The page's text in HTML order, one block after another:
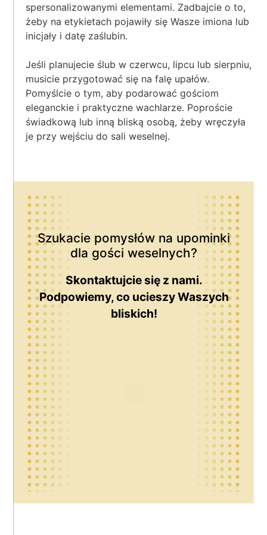
spersonalizowanymi elementami. Zadbajcie o to,
żeby na etykietach pojawiły się Wasze imiona lub
inicjały i datę zaślubin.
Jeśli planujecie ślub w czerwcu, lipcu lub sierpniu,
musicie przygotować się na falę upałów.
Pomyślcie o tym, aby podarować gościom
eleganckie i praktyczne wachlarze. Poproście
świadkową lub inną bliską osobą, żeby wręczyła
je przy wejściu do sali weselnej.
Szukacie pomysłów na upominki
dla gości weselnych?
Skontaktujcie się z nami.
Podpowiemy, co ucieszy Waszych
bliskich!